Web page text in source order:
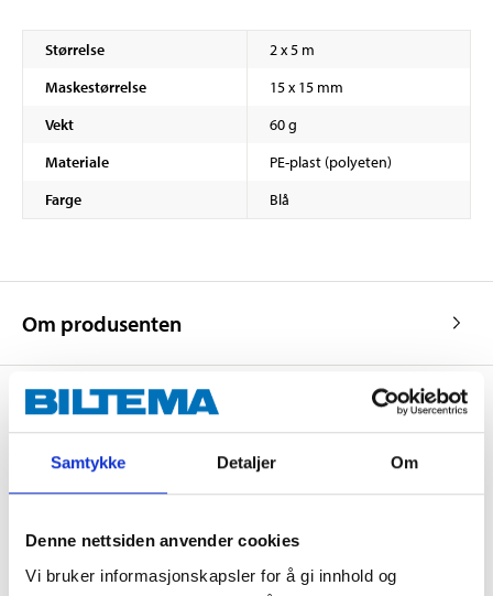
Samtykke Detaljer Om
Denne nettsiden anvender cookies
Vi bruker informasjonskapsler for å gi innhold og
Størrelse
2 x 5 m
Maskestørrelse
15 x 15 mm
Vekt
60 g
Materiale
PE-plast (polyeten)
Farge
Blå
Om produsenten
Kjøp & Hent